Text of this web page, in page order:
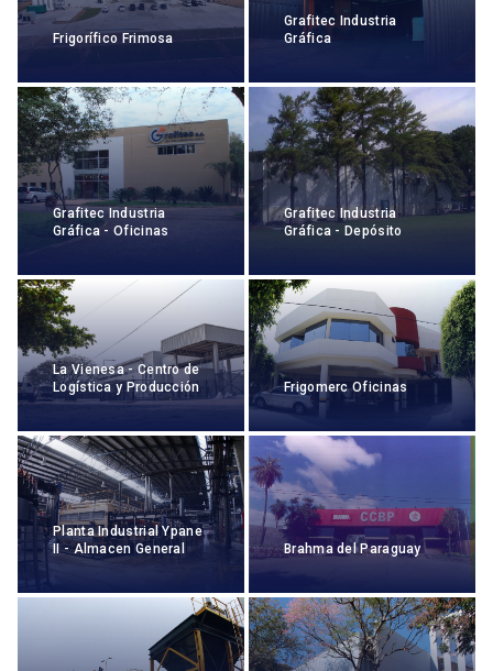
Frigorífico Frimosa
Grafitec Industria
Gráfica
Grafitec Industria
Gráfica - Oficinas
Grafitec Industria
Gráfica - Depósito
La Vienesa - Centro de
Logística y Producción
Frigomerc Oficinas
Planta Industrial Ypane
II - Almacen General
Brahma del Paraguay